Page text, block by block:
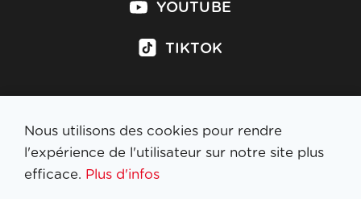
YOUTUBE
TIKTOK
S'inscrire à la newsletter
Nous utilisons des cookies pour rendre
l'expérience de l'utilisateur sur notre site plus
efficace. Plus d'infos